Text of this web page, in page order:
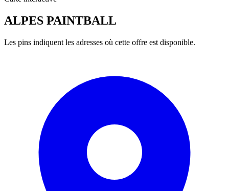
ALPES PAINTBALL
Les pins indiquent les adresses où cette offre est disponible.